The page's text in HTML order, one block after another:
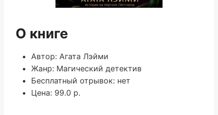
О книге
Автор: Агата Лэйми
Жанр: Магический детектив
Бесплатный отрывок: нет
Цена: 99.0 р.